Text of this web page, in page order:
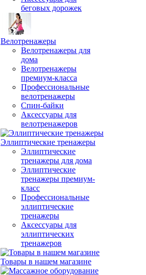
беговых дорожек
Велотренажеры
Велотренажеры для
дома
Велотренажеры
премиум-класса
Профессиональные
велотренажеры
Спин-байки
Аксессуары для
велотренажеров
Эллиптические тренажеры
Эллиптические
тренажеры для дома
Эллиптические
тренажеры премиум-
класс
Профессиональные
эллиптические
тренажеры
Аксессуары для
эллиптических
тренажеров
Товары в нашем магазине